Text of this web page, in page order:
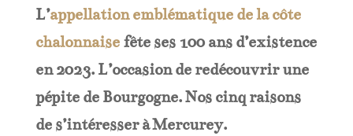
L’appellation emblématique de la côte
chalonnaisefête ses 100 ans d’existence
en 2023. L’occasion de redécouvrir une
pépite de Bourgogne. Nos cinq raisons
de s’intéresser à Mercurey.